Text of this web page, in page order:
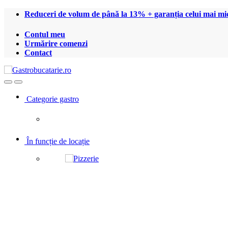
Treci
navigare
Treci
conținut
Reduceri de volum de până la 13% + garanția celui mai
Contul meu
Urmărire comenzi
Contact
OpenClose
Categorie gastro
În funcție de locație